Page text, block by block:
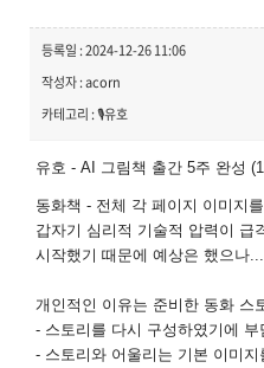
등록일 : 2024-12-26 11:06
작성자 : acorn
카테고리 : 🎙️유호
유호 - AI 그림책 출간 5주 완성
동화책 - 전체 각 페이지 이미지
갑자기 심리적 기술적 압력이 급
시작했기 때문에 예상은 했으나...
개인적인 이유는 준비한 동화 스
- 스토리를 다시 구성하였기에 부
- 스토리와 어울리는 기본 이미